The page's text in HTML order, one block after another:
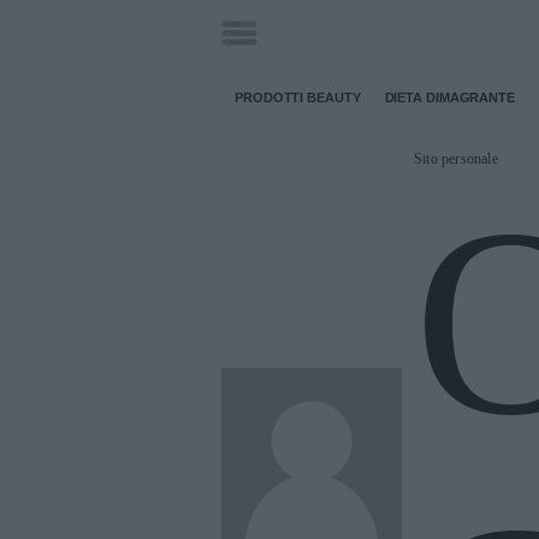
PRODOTTI BEAUTY DIETA DIMAGRANTE
Sito personale